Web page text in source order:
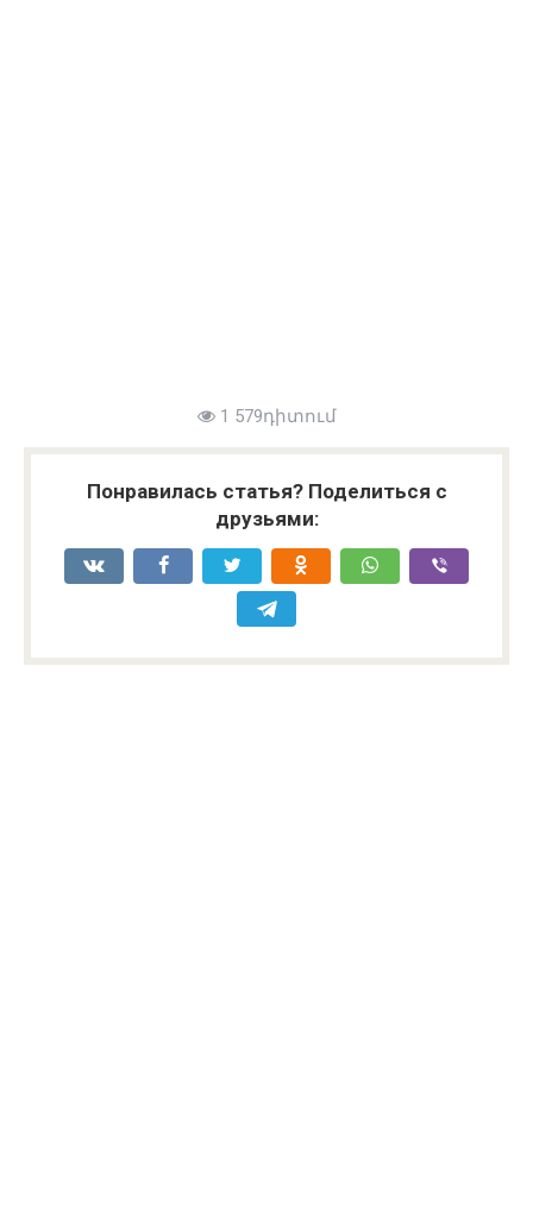
1 579դիտում
Понравилась статья? Поделиться с
друзьями: